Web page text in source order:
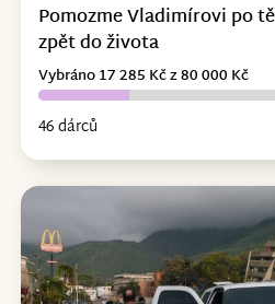
Pomozme Vladimírovi po
zpět do života
46 dárců
Vybráno 17 285 Kč z 80 000 Kč